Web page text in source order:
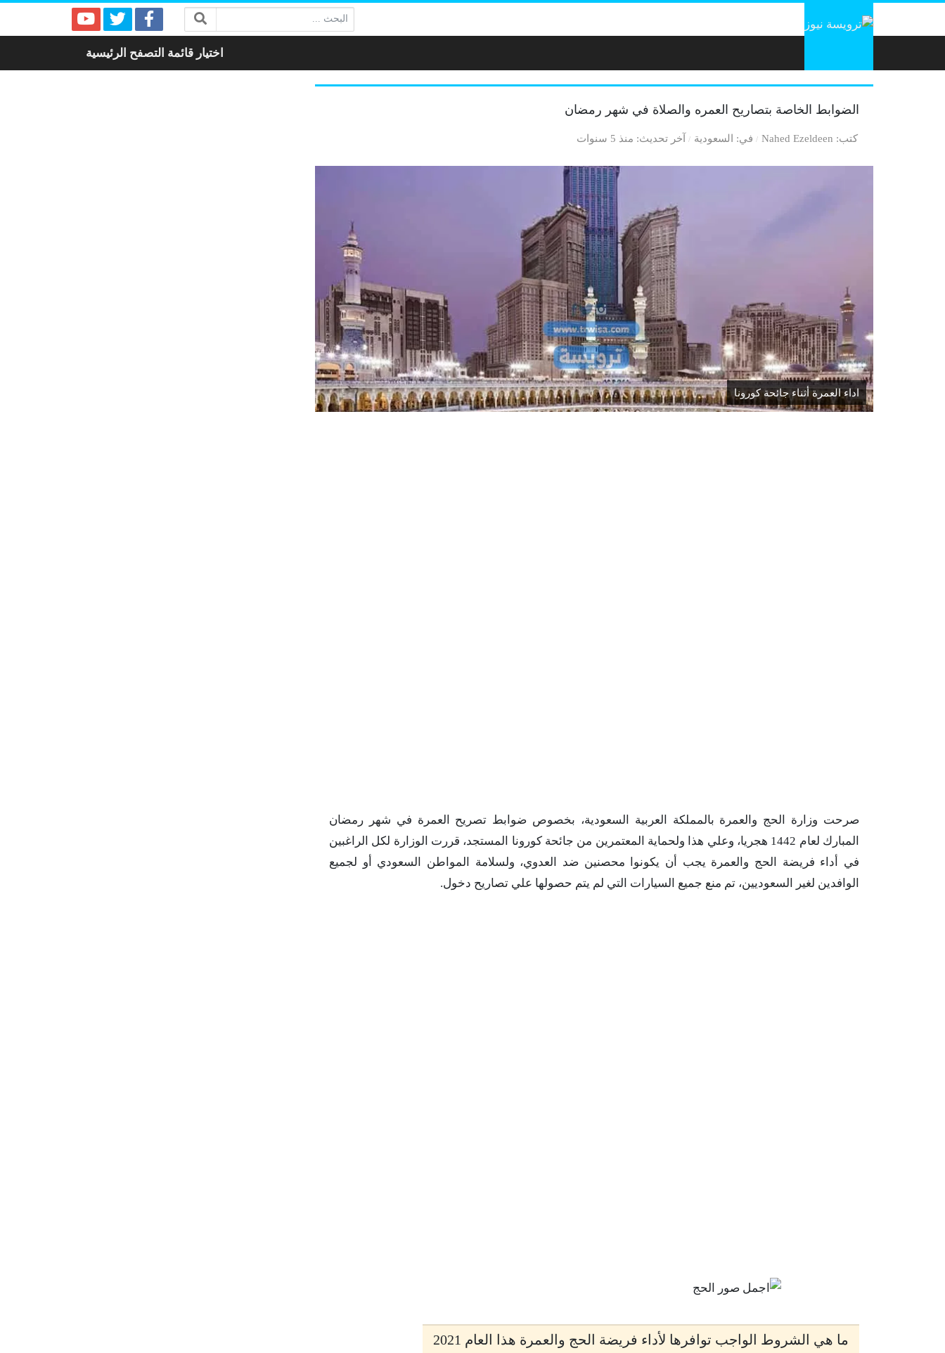
البحث:
اختيار قائمة التصفح الرئيسية
الضوابط الخاصة بتصاريح العمره والصلاة في شهر رمضان
كتب Nahed Ezeldeen في السعودية آخر تحديث منذ 5 سنوات
اداء العمرة أثناء جائحة كورونا
صرحت وزارة الحج والعمرة بالمملكة العربية السعودية، بخصوص ضوابط تصريح العمرة في شهر رمضان
المبارك لعام 1442 هجريا، وعلي هذا ولحماية المعتمرين من جائحة كورونا المستجد، قررت الوزارة لكل الراغبين
في أداء فريضة الحج والعمرة يجب أن يكونوا محصنين ضد العدوي، ولسلامة المواطن السعودي أو لجميع
الوافدين لغير السعوديين، تم منع جميع السيارات التي لم يتم حصولها علي تصاريح دخول.
ما هي الشروط الواجب توافرها لأداء فريضة الحج والعمرة هذا العام 2021